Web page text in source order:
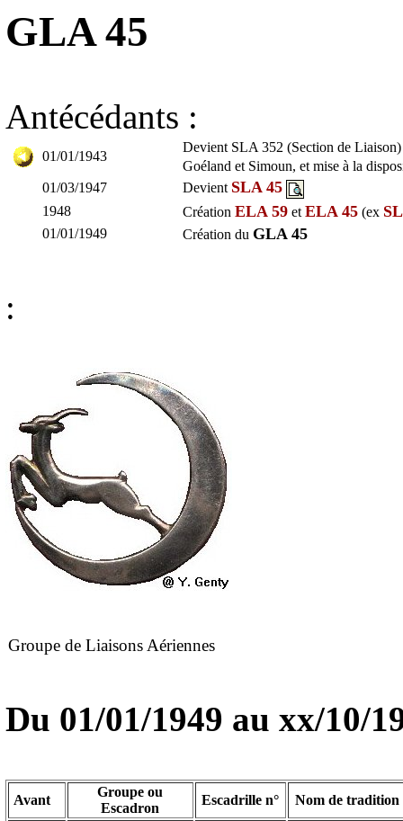
GLA 45
Antécédants :
01/01/1943
Devient SLA 352 (Section de
Goéland et Simoun, et mise à la
01/03/1947
Devient SLA 45
1948 Création ELA 59 et ELA 45 (ex
01/01/1949 Création du GLA 45
:
Groupe de Liaisons Aériennes
Du 01/01/1949 au xx/10/
Avant
Groupe ou
Escadron
Escadrille n° Nom de tradition